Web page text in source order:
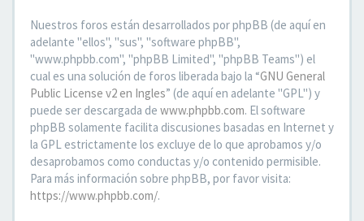
Nuestros foros están desarrollados por phpBB (de aquí en
adelante "ellos", "sus", "software phpBB",
"www.phpbb.com", "phpBB Limited", "phpBB Teams") el
cual es una solución de foros liberada bajo la “GNU General
Public License v2 en Ingles” (de aquí en adelante "GPL") y
puede ser descargada de www.phpbb.com. El software
phpBB solamente facilita discusiones basadas en Internet y
la GPL estrictamente los excluye de lo que aprobamos y/o
desaprobamos como conductas y/o contenido permisible.
Para más información sobre phpBB, por favor visita:
https://www.phpbb.com/.